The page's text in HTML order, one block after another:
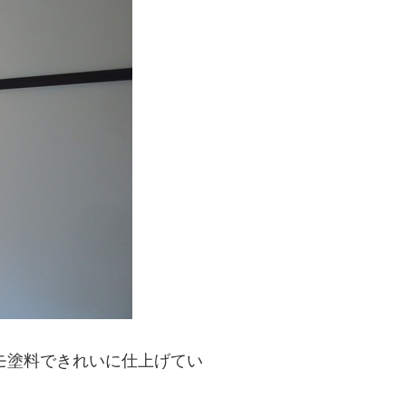
料できれいに仕上げてい